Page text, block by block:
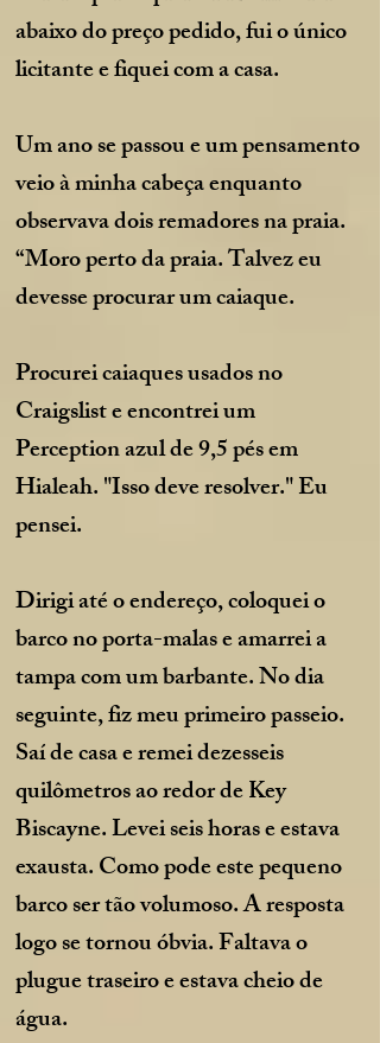
abaixo do preço pedido, fui o único
licitante e fiquei com a casa.
Um ano se passou e um pensamento
veio à minha cabeça enquanto
observava dois remadores na praia.
“Moro perto da praia. Talvez eu
devesse procurar um caiaque.
Procurei caiaques usados no
Craigslist e encontrei um
Perception azul de 9,5 pés em
Hialeah. "Isso deve resolver." Eu
pensei.
Dirigi até o endereço, coloquei o
barco no porta-malas e amarrei a
tampa com um barbante. No dia
seguinte, fiz meu primeiro passeio.
Saí de casa e remei dezesseis
quilômetros ao redor de Key
Biscayne. Levei seis horas e estava
exausta. Como pode este pequeno
barco ser tão volumoso. A resposta
logo se tornou óbvia. Faltava o
plugue traseiro e estava cheio de
água.